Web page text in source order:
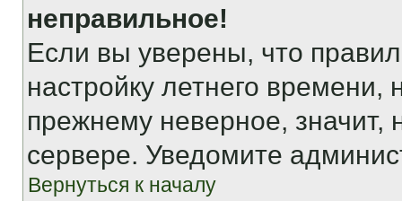
неправильное!
Если вы уверены, что
настройку летнего
прежнему неверное, значит,
сервере. Уведомите
Вернуться к началу